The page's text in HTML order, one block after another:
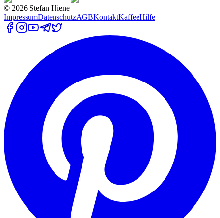
© 2026 Stefan Hiene
ImpressumDatenschutzAGBKontaktKaffeeHilfe